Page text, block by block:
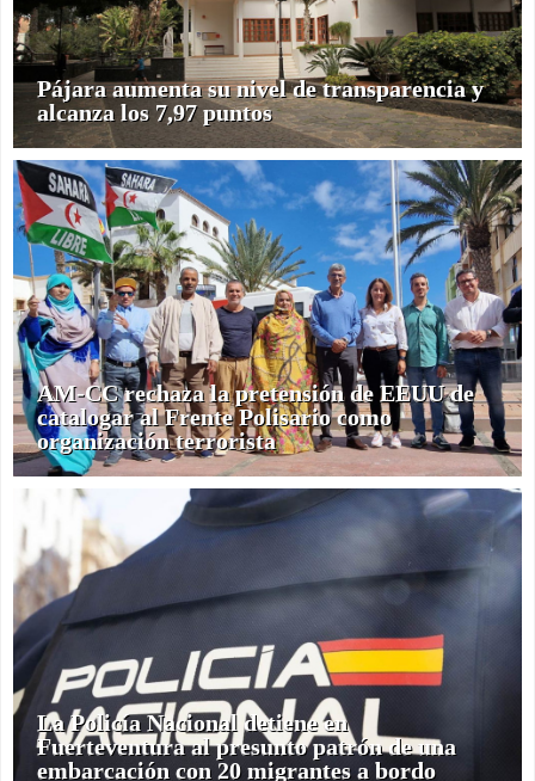
Pájara aumenta su nivel de transparencia y
alcanza los 7,97 puntos
AM-CC rechaza la pretensión de EEUU de
catalogar al Frente Polisario como
organización terrorista
La Policía Nacional detiene en
Fuerteventura al presunto patrón de una
embarcación con 20 migrantes a bordo